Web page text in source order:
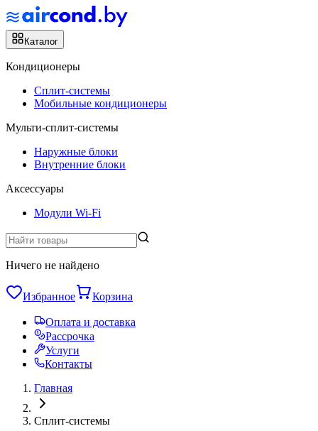
Каталог
Кондиционеры
Сплит-системы
Мобильные кондиционеры
Мульти-сплит-системы
Наружные блоки
Внутренние блоки
Аксессуары
Модули Wi-Fi
Ничего не найдено
Избранное Корзина
Оплата и доставка
Рассрочка
Услуги
Контакты
Главная
Сплит-системы